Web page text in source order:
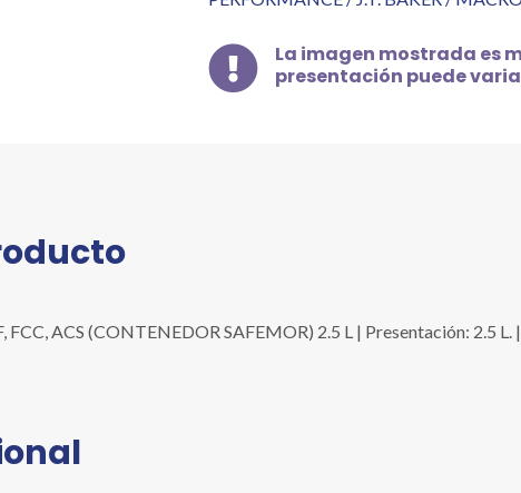
(CONTENEDOR
SAFEMOR)
2.5

La imagen mostrada es
presentación puede
ACS (CONTENEDOR SAFEMOR) 2.5 L | Presentación: 2.5 L.